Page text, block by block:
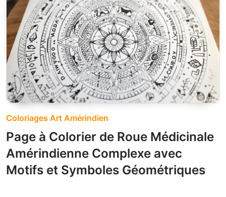
Coloriages Art Amérindien
Page à Colorier de Roue Médicinale
Amérindienne Complexe avec
Motifs et Symboles Géométriques